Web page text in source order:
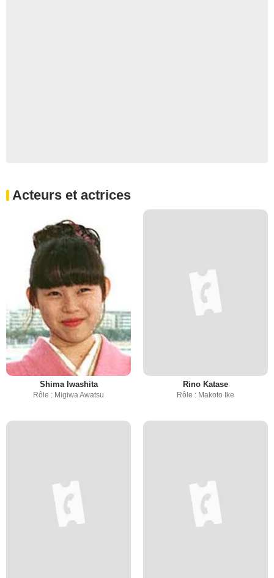
Acteurs et actrices
Shima Iwashita
Rôle : Migiwa Awatsu
Rino Katase
Rôle : Makoto Ike